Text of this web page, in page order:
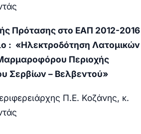
Πρότασης στο ΕΑΠ 2012-2016
: «Ηλεκτροδότηση Λατομικών
Περιοχής
Σερβίων – Βελβεντού»
Π.Ε. Κοζάνης, κ.